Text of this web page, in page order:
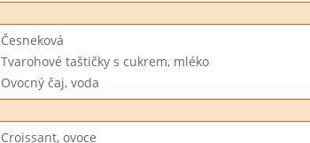
Česneková
Tvarohové taštičky s cukrem, mléko
Ovocný čaj, voda
Croissant, ovoce